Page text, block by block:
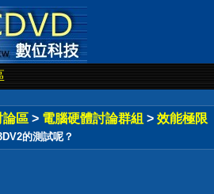
論區 > 電腦硬體討論群組 > 效能極限
的測試呢？